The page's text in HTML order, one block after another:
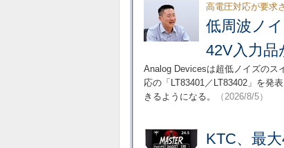
高電圧対応が要求
低周波ノ
42V入力品
Analog Devicesは超低ノイズのス
応の「LT83401／LT83402」を発
きるようになる。
（2026/8/5）
KTC、最